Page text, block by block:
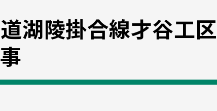
湖陵掛合線才谷工